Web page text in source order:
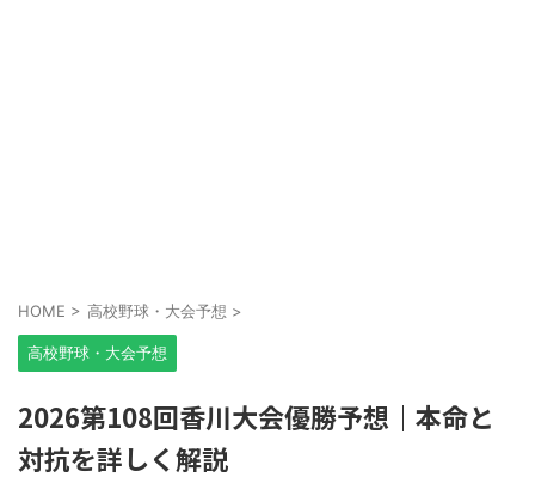
HOME > 高校野球・大会予想 >
高校野球・大会予想
2026第108回香川大会優勝予想｜本命と
対抗を詳しく解説